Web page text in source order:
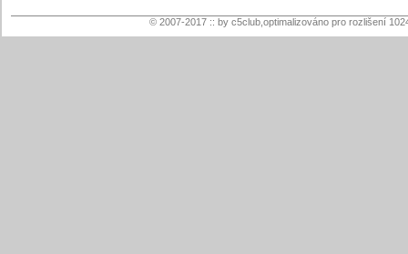
© 2007-2017 :: by c5club,optimalizováno pro rozlišení